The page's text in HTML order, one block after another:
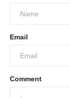
Email
Comment